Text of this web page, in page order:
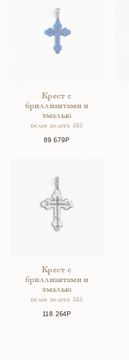
Крест с
бриллиантами и
эмалью
белое золото 585
89 679
Крест с
бриллиантами и
эмалью
белое золото 585
118 264